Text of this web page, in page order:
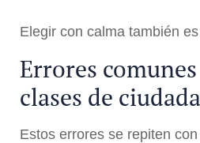
Elegir con calma también
Errores
clases de
Estos errores se repiten